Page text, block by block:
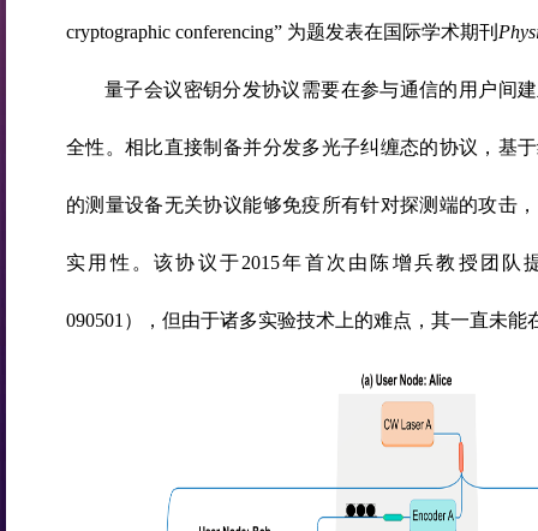
cryptographic conferencing” 为题发表在国际学术期刊
量子会议密钥分发协议需要在参与通信的用户间
全性。相比直接制备并分发多光子纠缠态的协议，基
的测量设备无关协议能够免疫所有针对探测端的攻击
实用性。该协议于2015年首次由陈增兵教授团队
090501），但由于诸多实验技术上的难点，其一直未能